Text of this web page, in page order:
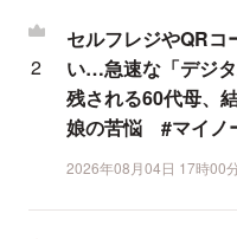
セルフレジやQRコ
い…急速な「デジ
残される60代母、
娘の苦悩 #マイノ
2026年08月04日 17時00